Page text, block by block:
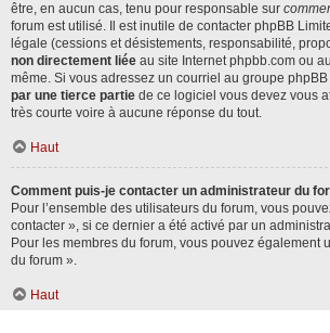
être, en aucun cas, tenu pour responsable sur
forum est utilisé. Il est inutile de contacter phpBB
légale (cessions et désistements, responsabilité,
non directement liée au site Internet phpbb.com ou
même. Si vous adressez un courriel au groupe
par une tierce partie de ce logiciel vous devez vous
très courte voire à aucune réponse du tout.
Haut
Comment puis-je contacter un administrateur du
Pour l’ensemble des utilisateurs du forum, vous
contacter », si ce dernier a été activé par un
Pour les membres du forum, vous pouvez également
du forum ».
Haut